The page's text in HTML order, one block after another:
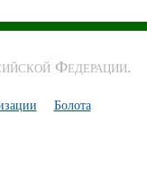
Федерации.
Болота